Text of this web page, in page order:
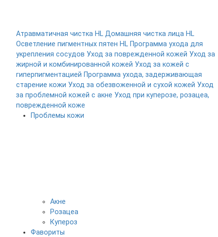
Атравматичная чистка HL Домашняя чистка лица HL
Осветление пигментных пятен HL Программа ухода для
укрепления сосудов Уход за поврежденной кожей Уход за
жирной и комбинированной кожей Уход за кожей с
гиперпигментацией Программа ухода, задерживающая
старение кожи Уход за обезвоженной и сухой кожей Уход
за проблемной кожей с акне Уход при куперозе, розацеа,
поврежденной коже
Проблемы кожи
Акне
Розацеа
Купероз
Фавориты